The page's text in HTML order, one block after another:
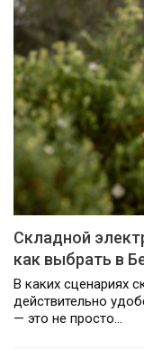
Складной
как выбрать в
В каких сценариях
действительно
— это не просто…